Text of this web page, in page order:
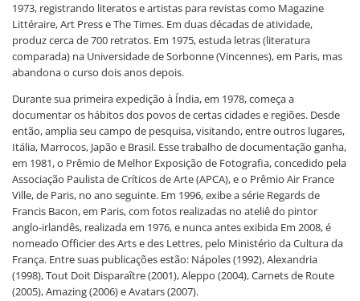
1973, registrando literatos e artistas para revistas como Magazine
Littéraire, Art Press e The Times. Em duas décadas de atividade,
produz cerca de 700 retratos. Em 1975, estuda letras (literatura
comparada) na Universidade de Sorbonne (Vincennes), em Paris, mas
abandona o curso dois anos depois.
Durante sua primeira expedição à Índia, em 1978, começa a
documentar os hábitos dos povos de certas cidades e regiões. Desde
então, amplia seu campo de pesquisa, visitando, entre outros lugares,
Itália, Marrocos, Japão e Brasil. Esse trabalho de documentação ganha,
em 1981, o Prêmio de Melhor Exposição de Fotografia, concedido pela
Associação Paulista de Críticos de Arte (APCA), e o Prêmio Air France
Ville, de Paris, no ano seguinte. Em 1996, exibe a série Regards de
Francis Bacon, em Paris, com fotos realizadas no ateliê do pintor
anglo-irlandês, realizada em 1976, e nunca antes exibida Em 2008, é
nomeado Officier des Arts e des Lettres, pelo Ministério da Cultura da
França. Entre suas publicações estão: Nápoles (1992), Alexandria
(1998), Tout Doit Disparaître (2001), Aleppo (2004), Carnets de Route
(2005), Amazing (2006) e Avatars (2007).